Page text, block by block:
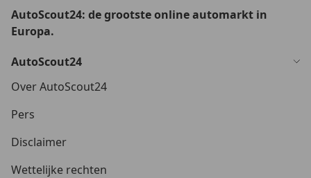
AutoScout24: de grootste online automarkt in
Europa.
AutoScout24
Over AutoScout24
Pers
Disclaimer
Wettelijke rechten